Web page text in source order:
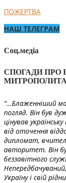
ПОЖЕРТВА
НАШ ТЕЛЕГРАМ
Соц.медіа
СПОГАДИ
“…Блаженніший
погляд. Він був
цінував
від оточення
дипломат,
авторитет. Він
беззавітного
Україну і свій